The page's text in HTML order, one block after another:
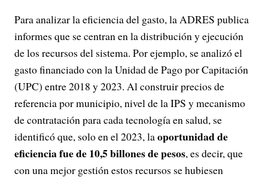
Para analizar la eficiencia del gasto, la ADRES publica
informes que se centran en la distribución y ejecución
de los recursos del sistema. Por ejemplo, se analizó el
gasto financiado con la Unidad de Pago por Capitación
(UPC) entre 2018 y 2023. Al construir precios de
referencia por municipio, nivel de la IPS y mecanismo
de contratación para cada tecnología en salud, se
identificó que, solo en el 2023, laoportunidad de
eficiencia fue de 10,5 billones de pesos, es decir, que
con una mejor gestión estos recursos se hubiesen